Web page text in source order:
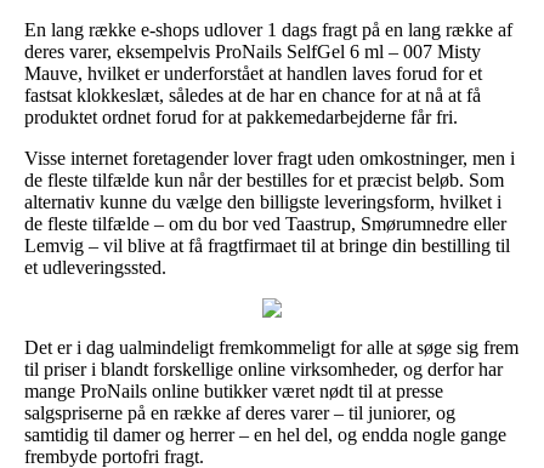
En lang række e-shops udlover 1 dags fragt på en lang række af
deres varer, eksempelvis ProNails SelfGel 6 ml – 007 Misty
Mauve, hvilket er underforstået at handlen laves forud for et
fastsat klokkeslæt, således at de har en chance for at nå at få
produktet ordnet forud for at pakkemedarbejderne får fri.
Visse internet foretagender lover fragt uden omkostninger, men i
de fleste tilfælde kun når der bestilles for et præcist beløb. Som
alternativ kunne du vælge den billigste leveringsform, hvilket i
de fleste tilfælde – om du bor ved Taastrup, Smørumnedre eller
Lemvig – vil blive at få fragtfirmaet til at bringe din bestilling til
et udleveringssted.
Det er i dag ualmindeligt fremkommeligt for alle at søge sig frem
til priser i blandt forskellige online virksomheder, og derfor har
mange ProNails online butikker været nødt til at presse
salgspriserne på en række af deres varer – til juniorer, og
samtidig til damer og herrer – en hel del, og endda nogle gange
frembyde portofri fragt.